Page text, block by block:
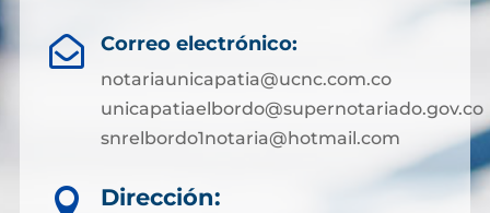
 Correo electrónico:
notariaunicapatia@ucnc.com.co
unicapatiaelbordo@supernotariado.gov.co
snrelbordo1notaria@hotmail.com

Dirección: